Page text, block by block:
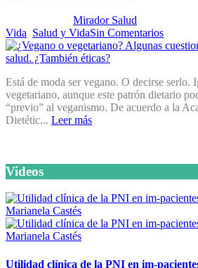
Mirador Salud
Vida Salud y VidaSin Comentarios
Está de moda ser vegano. O decirse serlo.
vegetariano, aunque este patrón dietario
“previo” al veganismo. De acuerdo a la
Dietétic... Leer más
Videos
Utilidad clínica de la PNI en im-